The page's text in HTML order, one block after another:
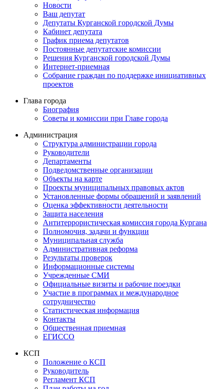
Новости
Ваш депутат
Депутаты Курганской городской Думы
Кабинет депутата
График приема депутатов
Постоянные депутатские комиссии
Решения Курганской городской Думы
Интернет-приемная
Собрание граждан по поддержке инициативных
проектов
Глава города
Биография
Советы и комиссии при Главе города
Администрация
Структура администрации города
Руководители
Департаменты
Подведомственные организации
Объекты на карте
Проекты муниципальных правовых актов
Установленные формы обращений и заявлений
Оценка эффективности деятельности
Защита населения
Антитеррористическая комиссия города Кургана
Полномочия, задачи и функции
Муниципальная служба
Административная реформа
Результаты проверок
Информационные системы
Учрежденные СМИ
Официальные визиты и рабочие поездки
Участие в программах и международное
сотрудничество
Статистическая информация
Контакты
Общественная приемная
ЕГИССО
КСП
Положение о КСП
Руководитель
Регламент КСП